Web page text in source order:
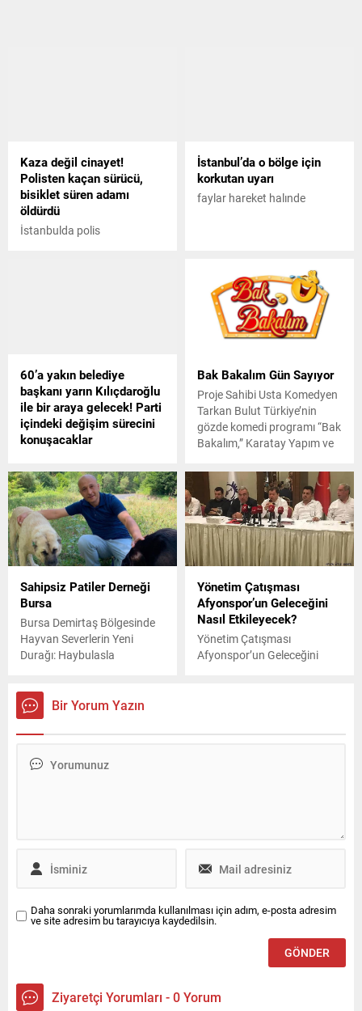
Kaza değil cinayet!
Polisten kaçan sürücü,
bisiklet süren adamı
öldürdü
İstanbulda polis
İstanbul’da o bölge için
korkutan uyarı
faylar hareket halınde
60’a yakın belediye
başkanı yarın Kılıçdaroğlu
ile bir araya gelecek! Parti
içindeki değişim sürecini
konuşacaklar
zaferle ayrıldığı seçim
sonuçlarına tepkili olan 60a
yakın belediye başkanı, parti
içindeki değişim sürecini
görüşmek için yarın CHP
Genel Başkanı Kemal
gelecek. Başkanların "Biz
değişimden yanayız ama bu
sancılı olmamalı. Genel
başkanımızı seviyoruz, onu
üzmeden değişimin olması
sürüldü.
Bak Bakalım Gün Sayıyor
Proje Sahibi Usta Komedyen
Tarkan Bulut Türkiye’nin
gözde komedi programı “Bak
Bakalım,” Karatay Yapım ve
ortaklığında Makbule Elagöz
tarafından hazırlanan özgün
bir mizah projesi olarak
izleyiciyle buluşmaya
hazırlanıyor. Proje sahibi
Tarkan Bulut, projenin içeriği
oyuncularla insanları
güldürmeye geliyoruz” dedi.
Programın beklenen güler
yüzü ve...
Sahipsiz Patiler Derneği
Bursa
Bursa Demirtaş Bölgesinde
Hayvan Severlerin Yeni
Durağı: Haybulasla
Yönetim Çatışması
Afyonspor’un Geleceğini
Nasıl Etkileyecek?
Yönetim Çatışması
Afyonspor’un Geleceğini
Bir Yorum Yazın
Daha sonraki yorumlarımda kullanılması için adım, e-posta adresim
ve site adresim bu tarayıcıya kaydedilsin.
Ziyaretçi Yorumları - 0 Yorum